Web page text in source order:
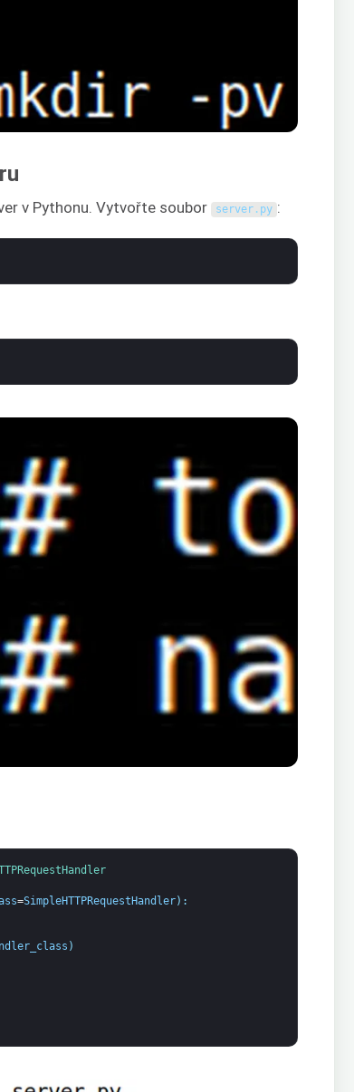
v Pythonu. Vytvořte soubor server . py :
=SimpleHTTPRequestHandler) :
)